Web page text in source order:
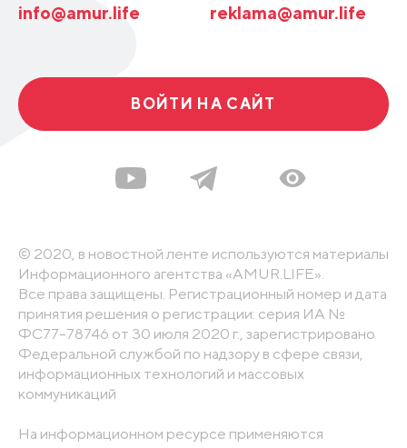
info@amur.life reklama@amur.life
ВОЙТИ НА САЙТ
© 2020, в новостной ленте используются материалы
Информационного агентства «AMUR.LIFE».
Все права защищены. Регистрационный номер и дата
принятия решения о регистрации: серия ИА №
ФС77-78746 от 30 июля 2020 г., зарегистрировано
Федеральной службой по надзору в сфере связи,
информационных технологий и массовых
коммуникаций
На информационном ресурсе применяются